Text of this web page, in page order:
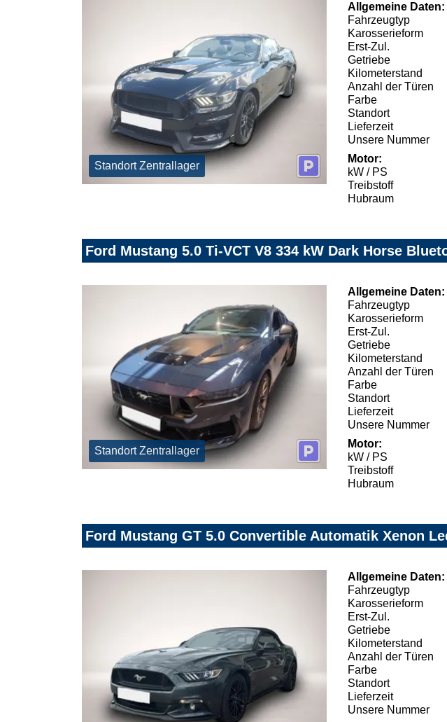
Standort Zentrallager
Allgemeine Daten:
Fahrzeugtyp
Karosserieform
Erst-Zul.
Getriebe
Kilometerstand
Anzahl der Türen
Farbe
Standort
Lieferzeit
Unsere Nummer
Motor:
kW / PS
Treibstoff
Hubraum
Ford Mustang 5.0 Ti-VCT V8 334 kW Dark Horse
Standort Zentrallager
Allgemeine Daten:
Fahrzeugtyp
Karosserieform
Erst-Zul.
Getriebe
Kilometerstand
Anzahl der Türen
Farbe
Standort
Lieferzeit
Unsere Nummer
Motor:
kW / PS
Treibstoff
Hubraum
Ford Mustang GT 5.0 Convertible Automatik Xenon
Allgemeine Daten:
Fahrzeugtyp
Karosserieform
Erst-Zul.
Getriebe
Kilometerstand
Anzahl der Türen
Farbe
Standort
Lieferzeit
Unsere Nummer